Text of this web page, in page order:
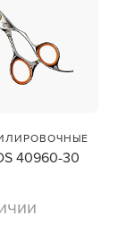
40960-30